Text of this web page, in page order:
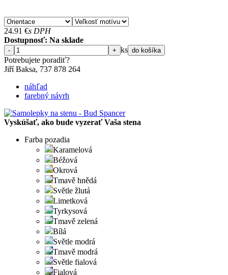
24.91 €s DPH
Dostupnosť: Na sklade
- + ks do košíka
Potrebujete poradiť?
Jiří Baksa, 737 878 ​​264
náhľad
farebný návrh
Vyskúšať, ako bude vyzerať Vaša stena
Farba pozadia
Karamelová
Béžová
Okrová
Tmavě hnědá
Světle žlutá
Limetková
Tyrkysová
Tmavě zelená
Bílá
Světle modrá
Tmavě modrá
Světle fialová
Fialová